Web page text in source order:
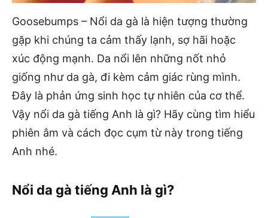
Goosebumps – Nổi da gà là hiện tượng thường
gặp khi chúng ta cảm thấy lạnh, sợ hãi hoặc
xúc động mạnh. Da nổi lên những nốt nhỏ
giống như da gà, đi kèm cảm giác rùng mình.
Đây là phản ứng sinh học tự nhiên của cơ thể.
Vậy nổi da gà tiếng Anh là gì? Hãy cùng tìm hiểu
phiên âm và cách đọc cụm từ này trong tiếng
Anh nhé.
Nổi da gà tiếng Anh là gì?